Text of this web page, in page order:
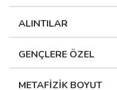
ALINTILAR
GENÇLERE ÖZEL
METAFİZİK BOYUT